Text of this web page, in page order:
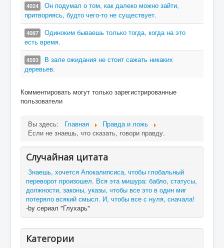
4024
Он подумал о том, как далеко можно зайти,
притворяясь, будто чего-то не существует.
4087
Одиноким бываешь только тогда, когда на это
есть время.
4593
В зале ожидания не стоит сажать никаких
деревьев.
Комментировать могут только зарегистрированные
пользователи
Вы здесь: Главная
Правда и ложь
Если не знаешь, что сказать, говори правду.
Случайная цитата
Знаешь, хочется Апокалипсиса, чтобы глобальный
переворот произошел. Вся эта мишура: бабло, статусы,
должности, законы, указы, чтобы все это в один миг
потеряло всякий смысл. И, чтобы все с нуля, сначала!
-by сериал "Глухарь"
Категории